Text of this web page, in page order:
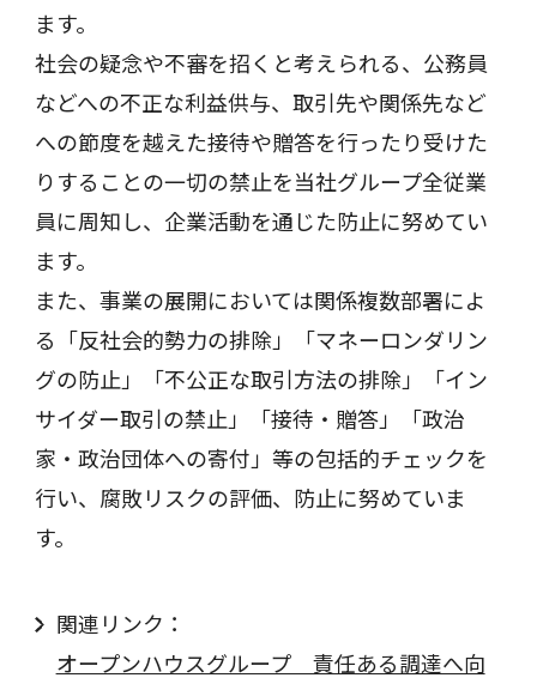
ます。
社会の疑念や不審を招くと考えられる、公務員
などへの不正な利益供与、取引先や関係先など
への節度を越えた接待や贈答を行ったり受けた
りすることの一切の禁止を当社グループ全従業
員に周知し、企業活動を通じた防止に努めてい
ます。
また、事業の展開においては関係複数部署によ
る「反社会的勢力の排除」「マネーロンダリン
グの防止」「不公正な取引方法の排除」「イン
サイダー取引の禁止」「接待・贈答」「政治
家・政治団体への寄付」等の包括的チェックを
行い、腐敗リスクの評価、防止に努めていま
す。
関連リンク：
オープンハウスグループ 責任ある調達へ向